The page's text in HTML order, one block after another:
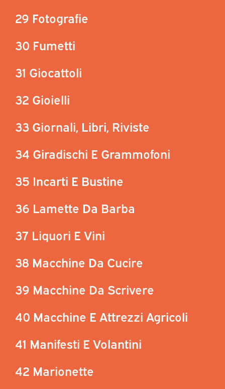
29 Fotografie
30 Fumetti
31 Giocattoli
32 Gioielli
33 Giornali, Libri, Riviste
34 Giradischi E Grammofoni
35 Incarti E Bustine
36 Lamette Da Barba
37 Liquori E Vini
38 Macchine Da Cucire
39 Macchine Da Scrivere
40 Macchine E Attrezzi Agricoli
41 Manifesti E Volantini
42 Marionette